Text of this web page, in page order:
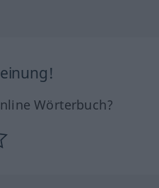
Wörterbuch?